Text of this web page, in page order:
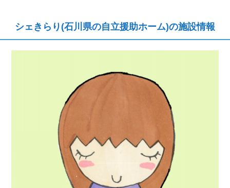
シェきらり(石川県の自立援助ホーム)の施設情報